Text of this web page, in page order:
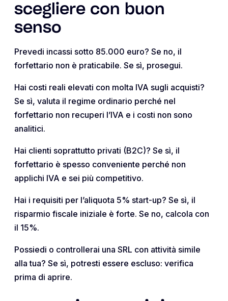
scegliere con buon
senso
Prevedi incassi sotto 85.000 euro? Se no, il
forfettario non è praticabile. Se sì, prosegui.
Hai costi reali elevati con molta IVA sugli acquisti?
Se sì, valuta il regime ordinario perché nel
forfettario non recuperi l’IVA e i costi non sono
analitici.
Hai clienti soprattutto privati (B2C)? Se sì, il
forfettario è spesso conveniente perché non
applichi IVA e sei più competitivo.
Hai i requisiti per l’aliquota 5% start-up? Se sì, il
risparmio fiscale iniziale è forte. Se no, calcola con
il 15%.
Possiedi o controllerai una SRL con attività simile
alla tua? Se sì, potresti essere escluso: verifica
prima di aprire.